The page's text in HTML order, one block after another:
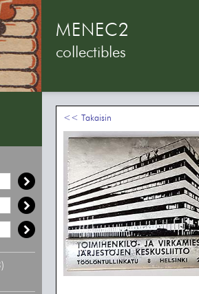
MENEC2
collectibles
<< Takaisin